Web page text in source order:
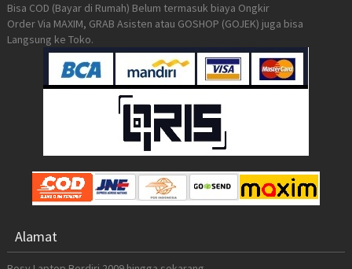
Bisa COD (Bayar di Rumah) Belum termasuk biaya Ongkir
Order Via MAXIM, GRAB Asisten atau GOSHOP (GOJEK) juga bisa
Langsung ke Toko.
Alamat